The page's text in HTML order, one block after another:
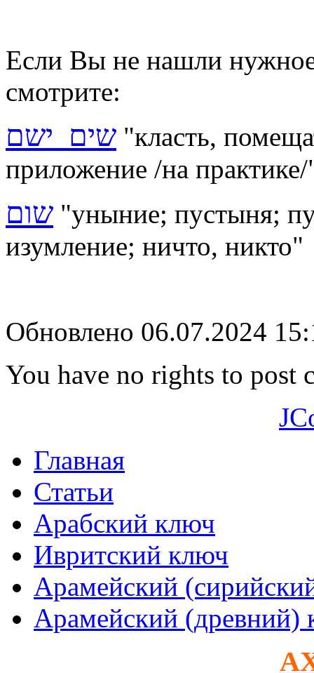
Если Вы не нашли нужное
смотрите:
שים ישם "класть,
приложение /на практике/
שום "уныние; пустыня;
изумление; ничто, никто"
Обновлено 06.07.2024
You have no rights to post
Главная
Статьи
Арабский ключ
Ивритский ключ
Арамейский
Арамейский (древний)